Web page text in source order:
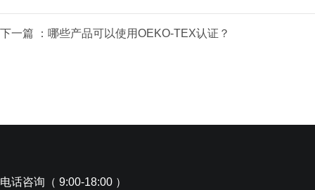
下一篇 ： 哪些产品可以使用OEKO-TEX认证？
电话咨询（ 9:00-18:00 ）